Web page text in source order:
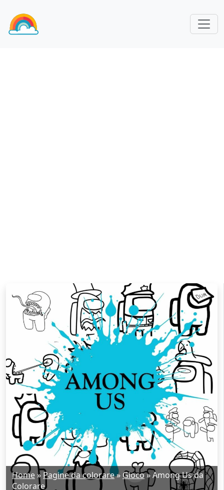
Home » Pagine da colorare» Gioco»Among Us da
Colorare